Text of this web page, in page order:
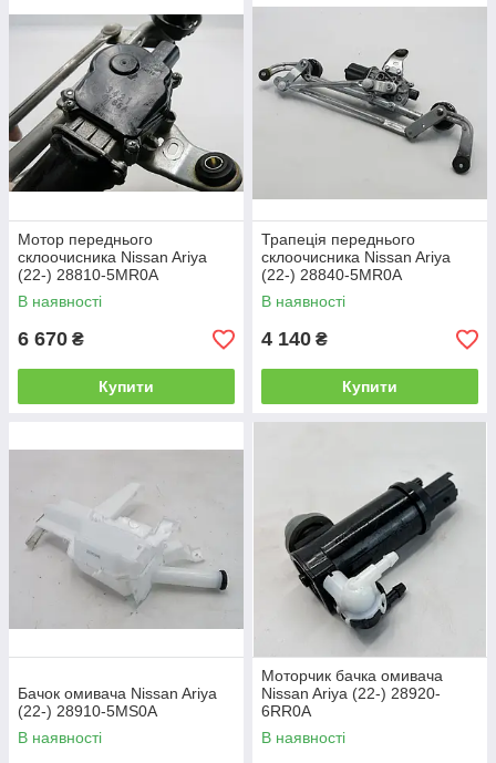
Мотор переднього
склоочисника Nissan Ariya
(22-) 28810-5MR0A
В наявності
6 670 ₴
Купити
Трапеція переднього
склоочисника Nissan Ariya
(22-) 28840-5MR0A
В наявності
4 140 ₴
Купити
Бачок омивача Nissan Ariya
(22-) 28910-5MS0A
В наявності
Моторчик бачка омивача
Nissan Ariya (22-) 28920-
6RR0A
В наявності